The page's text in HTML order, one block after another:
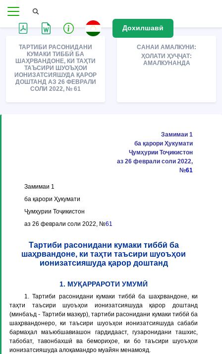
Дохилшавӣ
ТАРТИБИ РАСОНИДАНИ
КУМАКИ ТИББӢ БА
ШАҲРВАНДОНЕ, КИ ТАҲТИ
ТАЪСИРИ ШУОЪҲОИ
ИОНИЗАТСИЯШУДА ҚАРОР
ДОШТАНД АЗ 26 ФЕВРАЛИ
СОЛИ 2022, № 61
САНАИ АМАЛКУНИ:
ҲОЛАТИ ҲУҶҶАТ:
АМАЛКУНАНДА
Замимаи 1
ба қарори Ҳукумати
Ҷумҳурии Тоҷикистон
аз 26 феврали соли 2022,
№61
Замимаи 1
ба қарори Ҳукумати
Ҷумҳурии Тоҷикистон
аз 26 феврали соли 2022, №61
Тартиби расонидани кумаки тиббӣ ба
шаҳрвандоне, ки таҳти таъсири шуоъҳои
ионизатсияшуда қарор доштанд
1. МУҚАРРАРОТИ УМУМӢ
1. Тартиби расонидани кумаки тиббӣ ба шаҳрвандоне, ки
таҳти таъсири шуоъҳои ионизатсияшуда қарор доштанд
(минбаъд - Тартиби мазкур), тартиби расонидани кумаки тиббӣ ба
шаҳрвандонеро, ки таъсири шуоъҳои ионизатсияшуда сабаби
бармаҳал маъюбшавиашон гардидааст, гузаронидани ташхис,
табобат, тавонбахшӣ ва бемориҳое, ки бо таъсири шуоъҳои
ионизатсияшуда алоқамандро муайян менамояд.